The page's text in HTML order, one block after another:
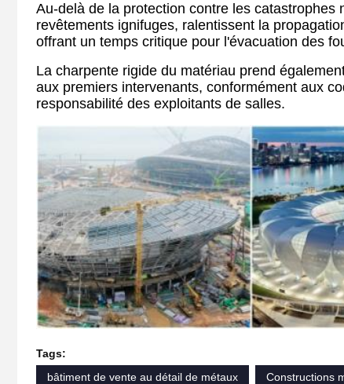
Au-delà de la protection contre les
revêtements ignifuges, ralentissent la
offrant un temps critique pour l'évacuation des
La charpente rigide du matériau prend
aux premiers intervenants, conformément aux
responsabilité des exploitants de salles.
Tags:
bâtiment de vente au détail de métaux
Constructions